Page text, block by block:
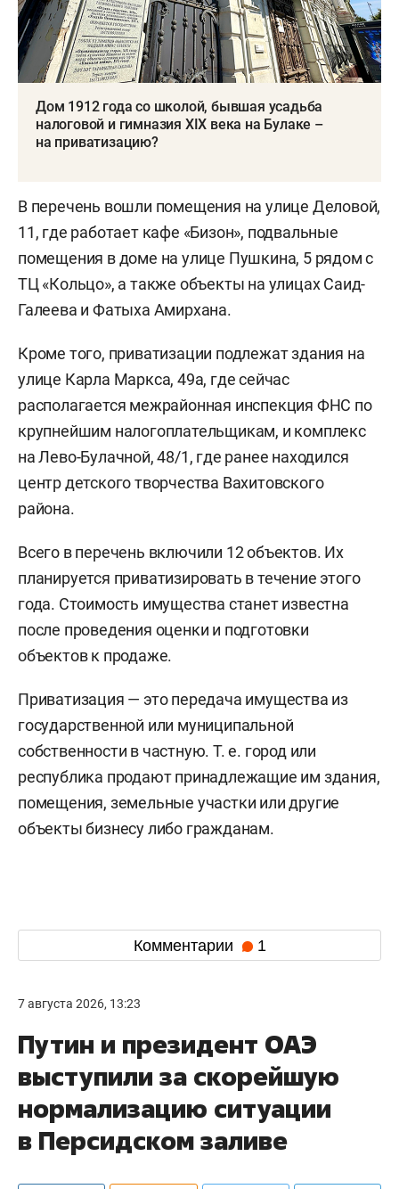
Дом 1912 года со школой, бывшая усадьба
налоговой и гимназия XIX века на Булаке –
на приватизацию?
В перечень вошли помещения на улице Деловой,
11, где работает кафе «Бизон», подвальные
помещения в доме на улице Пушкина, 5 рядом с
ТЦ «Кольцо», а также объекты на улицах Саид-
Галеева и Фатыха Амирхана.
Кроме того, приватизации подлежат здания на
улице Карла Маркса, 49а, где сейчас
располагается межрайонная инспекция ФНС по
крупнейшим налогоплательщикам, и комплекс
на Лево-Булачной, 48/1, где ранее находился
центр детского творчества Вахитовского
района.
Всего в перечень включили 12 объектов. Их
планируется приватизировать в течение этого
года. Стоимость имущества станет известна
после проведения оценки и подготовки
объектов к продаже.
Приватизация — это передача имущества из
государственной или муниципальной
собственности в частную. Т. е. город или
республика продают принадлежащие им здания,
помещения, земельные участки или другие
объекты бизнесу либо гражданам.
Комментарии 1
7 августа 2026, 13:23
Путин и президент ОАЭ
выступили за скорейшую
нормализацию ситуации
в Персидском заливе